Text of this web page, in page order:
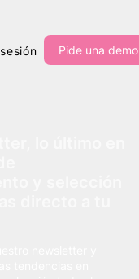
Pide una demo
lo último en